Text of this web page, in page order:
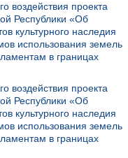
проекта
Республики «Об
культурного наследия
использования земель
в границах
проекта
Республики «Об
культурного наследия
использования земель
в границах